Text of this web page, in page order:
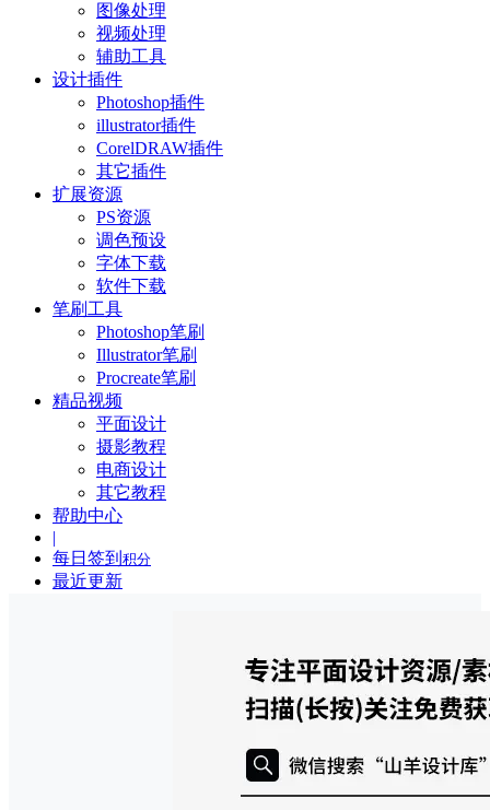
图像处理
视频处理
辅助工具
设计插件
Photoshop插件
illustrator插件
CorelDRAW插件
其它插件
扩展资源
PS资源
调色预设
字体下载
软件下载
笔刷工具
Photoshop笔刷
Illustrator笔刷
Procreate笔刷
精品视频
平面设计
摄影教程
电商设计
其它教程
帮助中心
|
每日签到 积分
最近更新